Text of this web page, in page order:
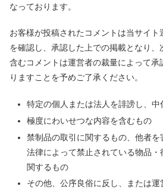
なっております。
お客様が投稿されたコメントは当サイト
を確認し、承認した上での掲載となり、
含むコメントは運営者の裁量によって承
りますことを予めご了承ください。
特定の個人または法人を誹謗し、中
極度にわいせつな内容を含むもの
禁制品の取引に関するもの、他者を
法律によって禁止されている物品・
関するもの
その他、公序良俗に反し、または運